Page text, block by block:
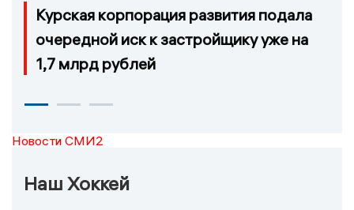
Курская корпорация развития подала
очередной иск к застройщику уже на
1,7 млрд рублей
Новости СМИ2
Наш Хоккей